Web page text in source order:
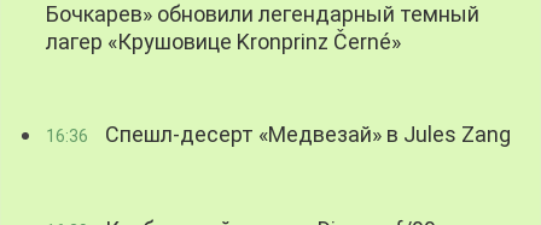
Бочкарев» обновили легендарный темный
лагер «Крушовице Kronprinz Černé»
16:36 Спешл-десерт «Медвезай» в Jules Zang